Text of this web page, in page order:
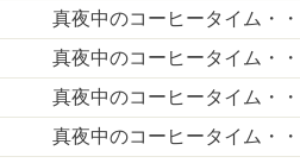
真夜中のコーヒータイム・
真夜中のコーヒータイム・
真夜中のコーヒータイム・
真夜中のコーヒータイム・